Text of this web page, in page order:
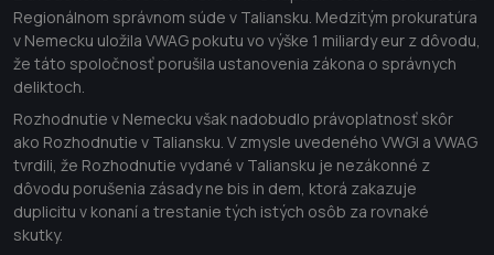
Regionálnom správnom súde v Taliansku. Medzitým prokuratúra
v Nemecku uložila VWAG pokutu vo výške 1 miliardy eur z dôvodu,
že táto spoločnosť porušila ustanovenia zákona o správnych
deliktoch.
Rozhodnutie v Nemecku však nadobudlo právoplatnosť skôr
ako Rozhodnutie v Taliansku. V zmysle uvedeného VWGI a VWAG
tvrdili, že Rozhodnutie vydané v Taliansku je nezákonné z
dôvodu porušenia zásady ne bis in dem, ktorá zakazuje
duplicitu v konaní a trestanie tých istých osôb za rovnaké
skutky.